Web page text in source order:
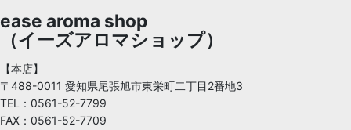
ease aroma shop
（イーズアロマショップ）
【本店】
〒488-0011 愛知県尾張旭市東栄町二丁目2番地3
TEL：0561-52-7799
FAX：0561-52-7709